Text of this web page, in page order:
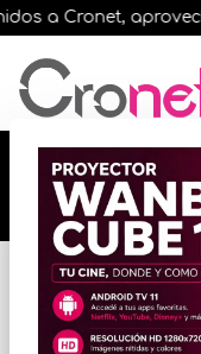
a Cronet,
🔥🔥🔥 12
comprando
Inicio
CARTUCHOS P/